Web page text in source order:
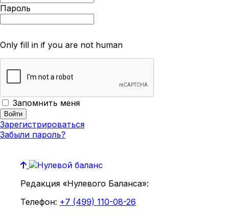
Пароль
Only fill in if you are not human
Запомнить меня
Зарегистрироваться
Забыли пароль?
Редакция «Нулевого Баланса»:
Телефон: +7 (499) 110-08-26